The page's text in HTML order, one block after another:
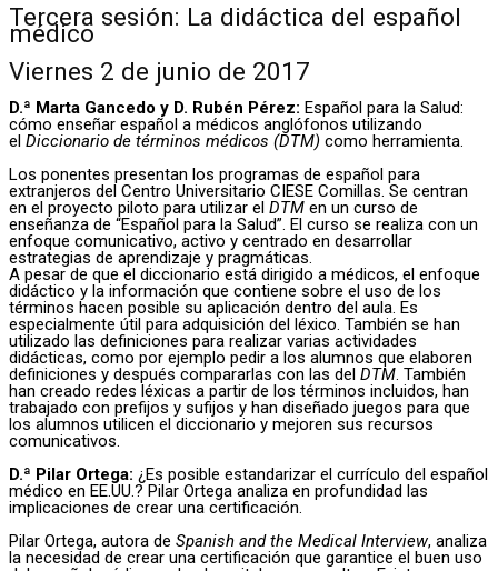
Tercera sesión: La didáctica del español
médico
Viernes 2 de junio de 2017
D.ª Marta Gancedo y D. Rubén Pérez: Español para la Salud:
cómo enseñar español a médicos anglófonos utilizando
el Diccionario de términos médicos (DTM) como herramienta.
Los ponentes presentan los programas de español para
extranjeros del Centro Universitario CIESE Comillas. Se centran
en el proyecto piloto para utilizar el DTM en un curso de
enseñanza de “Español para la Salud”. El curso se realiza con un
enfoque comunicativo, activo y centrado en desarrollar
estrategias de aprendizaje y pragmáticas.
A pesar de que el diccionario está dirigido a médicos, el enfoque
didáctico y la información que contiene sobre el uso de los
términos hacen posible su aplicación dentro del aula. Es
especialmente útil para adquisición del léxico. También se han
utilizado las definiciones para realizar varias actividades
didácticas, como por ejemplo pedir a los alumnos que elaboren
definiciones y después compararlas con las del DTM. También
han creado redes léxicas a partir de los términos incluidos, han
trabajado con prefijos y sufijos y han diseñado juegos para que
los alumnos utilicen el diccionario y mejoren sus recursos
comunicativos.
D.ª Pilar Ortega: ¿Es posible estandarizar el currículo del español
médico en EE.UU.? Pilar Ortega analiza en profundidad las
implicaciones de crear una certificación.
Pilar Ortega, autora de Spanish and the Medical Interview, analiza
la necesidad de crear una certificación que garantice el buen uso